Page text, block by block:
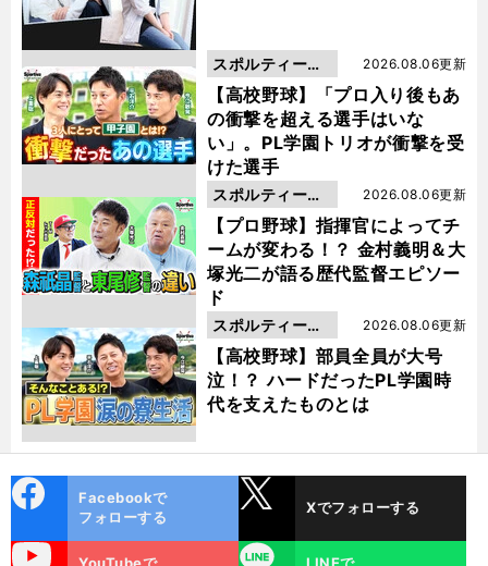
【高校野球】「プロ入り後もあ
の衝撃を超える選手はいな
い」。PL学園トリオが衝撃を受
けた選手
2026.08.06更新
スポルティーバ
動画
【プロ野球】指揮官によってチ
ームが変わる！？ 金村義明＆大
塚光二が語る歴代監督エピソー
ド
2026.08.06更新
スポルティーバ
動画
【高校野球】部員全員が大号
泣！？ ハードだったPL学園時
代を支えたものとは
2026.08.06更新
スポルティーバ
動画
ok
Facebookで
フォローする
Xでフォローする
YouTubeで
LINE
LINEで